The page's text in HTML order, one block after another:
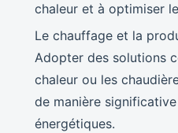
chaleur et à optimiser
Le chauffage et la
Adopter des solutions
chaleur ou les
de manière
énergétiques.